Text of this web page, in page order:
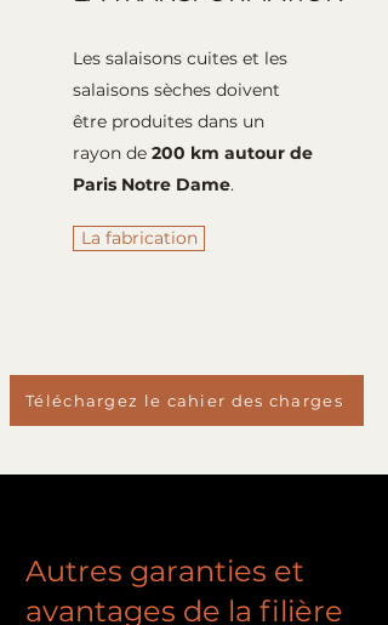
La fabrication
Les salaisons cuites et les
salaisons sèches doivent
être produites dans un
rayon de 200 km autour de
Paris Notre Dame.
Téléchargez le cahier des charges
Autres garanties et
avantages de la filière